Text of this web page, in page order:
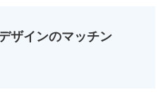
ザインのマッチン